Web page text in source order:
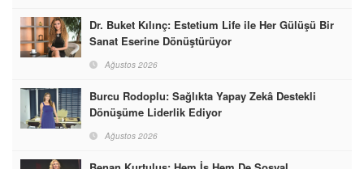
Dr. Buket Kılınç: Estetium Life ile Her Gülüşü Bir
Sanat Eserine Dönüştürüyor
Ağustos 2026
Burcu Rodoplu: Sağlıkta Yapay Zekâ Destekli
Dönüşüme Liderlik Ediyor
Ağustos 2026